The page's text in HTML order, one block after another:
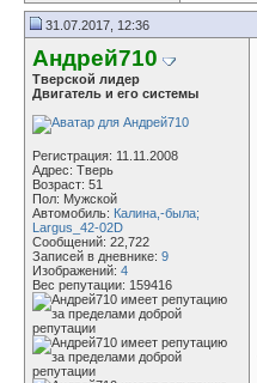
31.07.2017, 12:36
Андрей710
Тверской лидер
Двигатель и его системы
Регистрация: 11.11.2008
Адрес: Tверь
Возраст: 51
Пол: Мужской
Автомобиль: Калина,-была;
Largus_42-02D
Сообщений: 22,722
Записей в дневнике: 9
Изображений: 4
Вес репутации: 159416